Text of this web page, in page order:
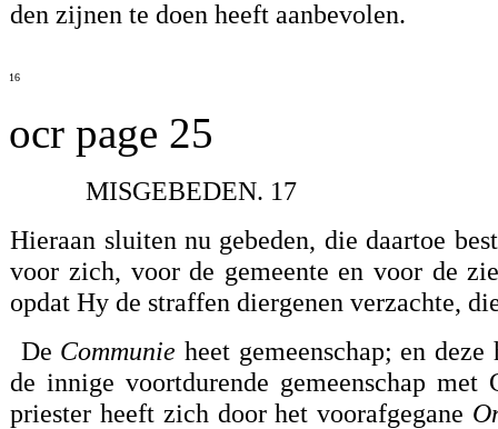
den zijnen te doen heeft aanbevolen.
16
ocr page 25
MISGEBEDEN. 17
Hieraan sluiten nu gebeden, die daartoe
voor zich, voor de gemeente en voor de
opdat Hy de straffen diergenen verzachte,
De Communie heet gemeenschap; en
de innige voortdurende gemeenschap
priester heeft zich door het voorafgegane